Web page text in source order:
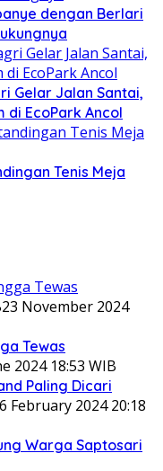
dengan Berlari
Gelar Jalan Santai,
di EcoPark Ancol
Tenis Meja
23 November 2024
Tewas
2024 18:53 WIB
Paling Dicari
February 2024 20:18
Warga Saptosari